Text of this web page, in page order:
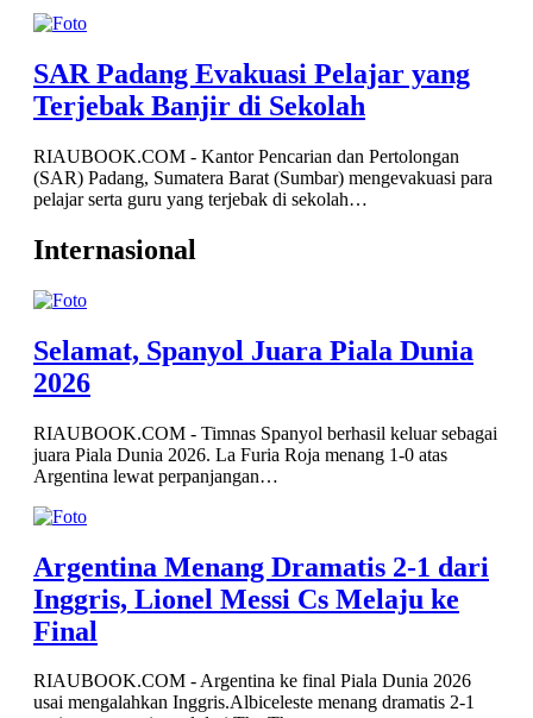
SAR Padang Evakuasi Pelajar yang
Terjebak Banjir di Sekolah
RIAUBOOK.COM - Kantor Pencarian dan Pertolongan
(SAR) Padang, Sumatera Barat (Sumbar) mengevakuasi para
pelajar serta guru yang terjebak di sekolah…
Internasional
Selamat, Spanyol Juara Piala Dunia
2026
RIAUBOOK.COM - Timnas Spanyol berhasil keluar sebagai
juara Piala Dunia 2026. La Furia Roja menang 1-0 atas
Argentina lewat perpanjangan…
Argentina Menang Dramatis 2-1 dari
Inggris, Lionel Messi Cs Melaju ke
Final
RIAUBOOK.COM - Argentina ke final Piala Dunia 2026
usai mengalahkan Inggris.Albiceleste menang dramatis 2-1